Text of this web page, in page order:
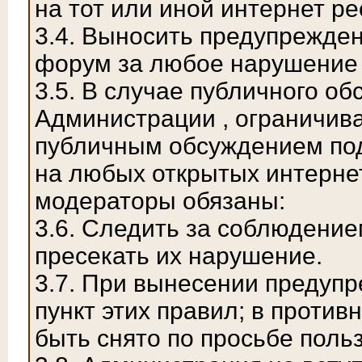
на тот или иной интернет
3.4. Выносить
форум за любое
3.5. В случае публичного
Администрации ,
публичным обсуждением
на любых открытых
модераторы обязаны:
3.6. Следить за
пресекать их нарушение.
3.7. При вынесении
пункт этих правил; в
быть снято по просьбе